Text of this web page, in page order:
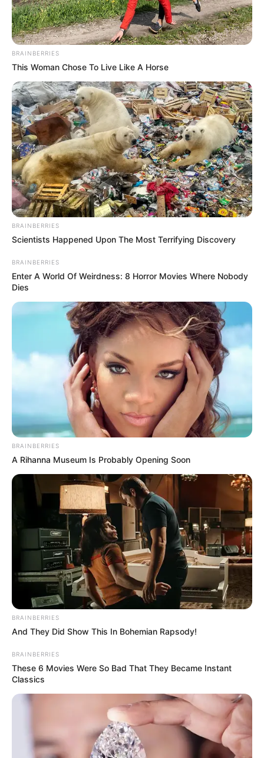
BRAINBERRIES
This Woman Chose To Live Like A Horse
BRAINBERRIES
Scientists Happened Upon The Most Terrifying Discovery
BRAINBERRIES
Enter A World Of Weirdness: 8 Horror Movies Where Nobody
Dies
BRAINBERRIES
A Rihanna Museum Is Probably Opening Soon
BRAINBERRIES
And They Did Show This In Bohemian Rapsody!
BRAINBERRIES
These 6 Movies Were So Bad That They Became Instant
Classics